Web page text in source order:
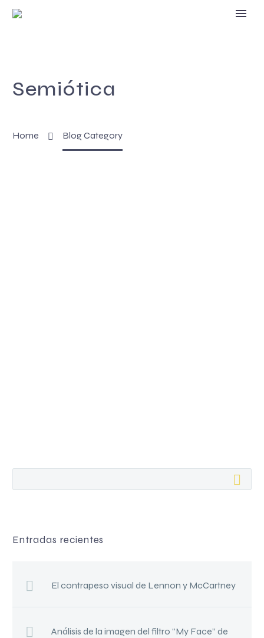
Semiótica
Home Blog Category
Entradas recientes
El contrapeso visual de Lennon y McCartney
Análisis de la imagen del filtro “My Face” de